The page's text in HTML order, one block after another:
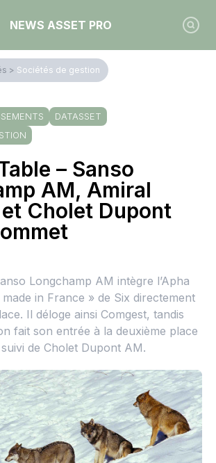
NEWS ASSET PRO
> Sociétés de gestion
DATASSET
– Sanso
AM, Amiral
Cholet Dupont
Longchamp AM intègre l’Apha
in France » de Six directement
Il déloge ainsi Comgest, tandis
fait son entrée à la deuxième place
de Cholet Dupont AM.